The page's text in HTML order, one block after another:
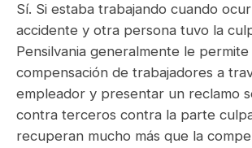
Sí. Si estaba trabajando cuando
accidente y otra persona tuvo la
Pensilvania generalmente le
compensación de trabajadores a
empleador y presentar un reclamo
contra terceros contra la parte
recuperan mucho más que la